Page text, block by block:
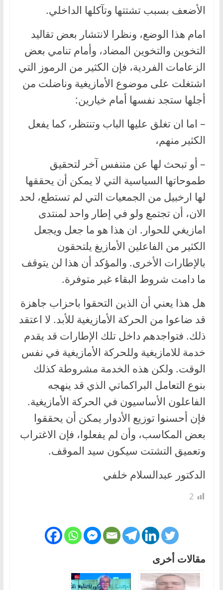
الأضعف بسبب تشتتها وتآكلها الداخلي.
امام هذا الوضع، ونظرا لانتشار بعض تقاليد
التخوين والتخوين المضاد، وأمام تنامي بعض
الزعامات الفردية، فإن الكثير من الرموز التي
اشتغلت على موضوع الأمازيغية وناضلت من
أجلها ستجد نفسها أمام خيارين:
– اما ان تغلق عليها الباب وتنتظر، كما يفعل
الكثير منهم،
– أو تبحث لها عن متنفس آخر لتحقيق
طموحاتها السياسية التي لا يمكن أن يحققها
لها ارخبيل من الجمعيات التي لم تستطع، لحد
الان، أن تجتمع ولو في إطار واحد لمنتدى
امازيغي للحوار. ان هذا هو ما جعل ويجعل
الكثير من الفاعلين الأمازيغ يلتحقون
بالإطارات الأخرى. والمؤكد أن هذا لن يتوقف
ما دامت شروط البقاء غير متوفرة.
هل هذا يعني أن الذين التحقوا باحزاب جاهزة
قد ضاعوا من الحركة الأمازيغية للأبد. لا اعتقد
ذلك. فتواجدهم داخل تلك الإطارات قد يقدم
خدمة للامازيغية وللحركة الأمازيغية في نفس
الوقت. ولكن هذه الخدمة مشروطة كذلك
بنوع التعامل البراكماتي الذي قد ينهجه
الفاعلون الأساسيون في الحركة الأمازيغية.
فإن أحسنوا توزيع الأدوار يمكن أن يحققوا
بعض المكاسب، وأن لم يفعلوا، فإن الاغتراب
وتعميق التشتت سيكون سيد الموقف.
الدكتور عبدالسلام خلفي
2
مقالات أخرى